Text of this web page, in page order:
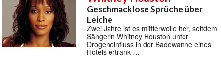
Geschmacklose Sprüche über
Leiche
Zwei Jahre ist es mittlerweile her, seitdem
Sängerin Whitney Houston unter
Drogeneinfluss in der Badewanne eines
Hotels ertrank …